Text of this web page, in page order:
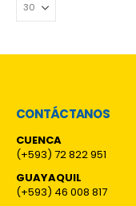
CONTÁCTANOS
CUENCA
(+593) 72 822 951
GUAYAQUIL
(+593) 46 008 817